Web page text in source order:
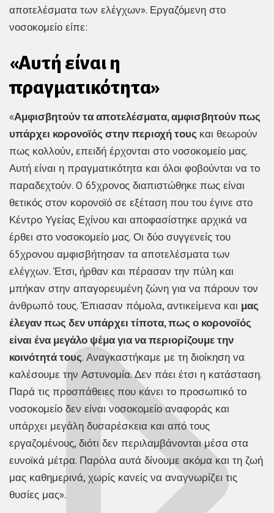
αποτελέσματα των ελέγχων». Εργαζόμενη στο
νοσοκομείο είπε:
«Αυτή είναι η
πραγματικότητα»
«Αμφισβητούν τα αποτελέσματα, αμφισβητούν πως
υπάρχει κορονοϊός στην περιοχή τους και θεωρούν
πως κολλούν, επειδή έρχονται στο νοσοκομείο μας.
Αυτή είναι η πραγματικότητα και όλοι φοβούνται να το
παραδεχτούν. O 65χρονος διαπιστώθηκε πως είναι
θετικός στον κορονοϊό σε εξέταση που του έγινε στο
Κέντρο Υγείας Εχίνου και αποφασίστηκε αρχικά να
έρθει στο νοσοκομείο μας. Οι δύο συγγενείς του
65χρονου αμφισβήτησαν τα αποτελέσματα των
ελέγχων. Έτσι, ήρθαν και πέρασαν την πύλη και
μπήκαν στην απαγορευμένη ζώνη για να πάρουν τον
άνθρωπό τους. Έπιασαν πόμολα, αντικείμενα και μας
έλεγαν πως δεν υπάρχει τίποτα, πως ο κορονοϊός
είναι ένα μεγάλο ψέμα για να περιορίζουμε την
κοινότητά τους. Αναγκαστήκαμε με τη διοίκηση να
καλέσουμε την Αστυνομία. Δεν πάει έτσι η κατάσταση.
Παρά τις προσπάθειες που κάνει το προσωπικό το
νοσοκομείο δεν είναι νοσοκομείο αναφοράς και
υπάρχει μεγάλη δυσαρέσκεια και από τους
εργαζομένους, διότι δεν περιλαμβάνονται μέσα στα
ευνοϊκά μέτρα. Παρόλα αυτά δίνουμε ακόμα και τη ζωή
μας καθημερινά, χωρίς κανείς να αναγνωρίζει τις
θυσίες μας».